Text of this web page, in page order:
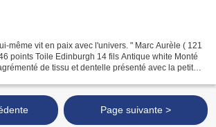
même vit en paix avec l'univers. " Marc Aurèle ( 121
points Toile Edinburgh 14 fils Antique white Monté
de tissu et dentelle présenté avec la petite
Page suivante >